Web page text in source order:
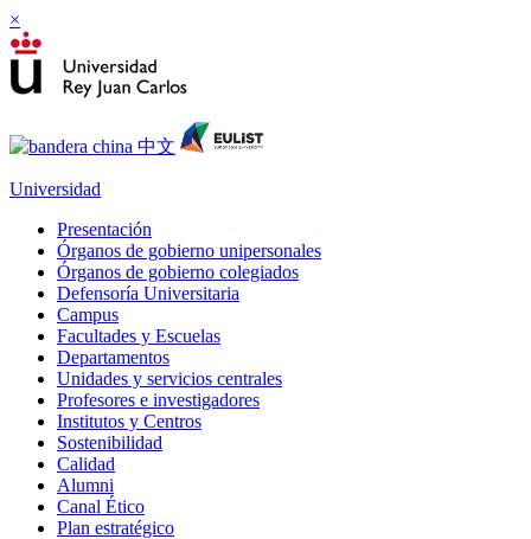
×
Universidad
Presentación
Órganos de gobierno unipersonales
Órganos de gobierno colegiados
Defensoría Universitaria
Campus
Facultades y Escuelas
Departamentos
Unidades y servicios centrales
Profesores e investigadores
Institutos y Centros
Sostenibilidad
Calidad
Alumni
Canal Ético
Plan estratégico